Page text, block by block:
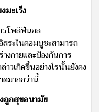
มะเร็ง
รโพลิฟีนอล
ระในคอมบูชะสามารถ
งกายและป้องกันการ
าวเกิดขึ้นอย่างไรนั้นยังคง
ดมากกว่านี้
ถูกสุขอนามัย